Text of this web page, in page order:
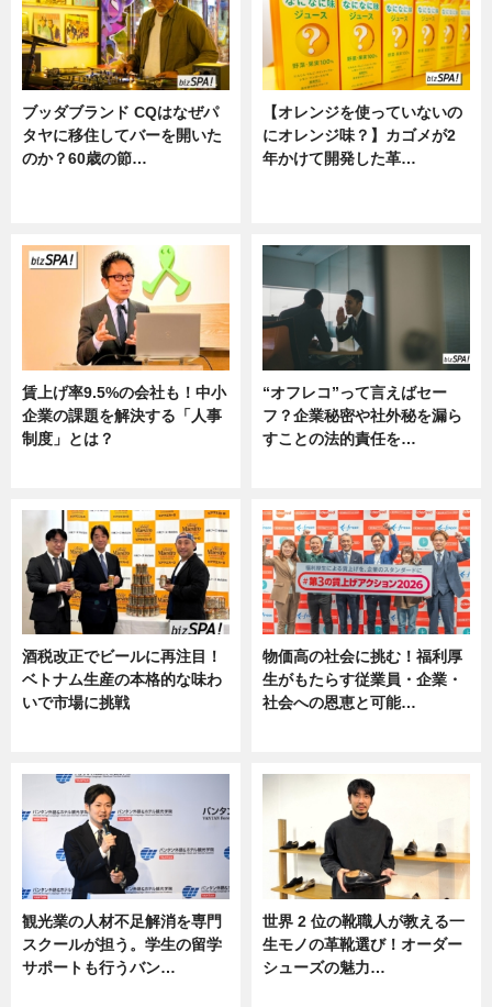
ブッダブランド CQはなぜパ
タヤに移住してバーを開いた
のか？60歳の節…
【オレンジを使っていないの
にオレンジ味？】カゴメが2
年かけて開発した革…
賃上げ率9.5%の会社も！中小
企業の課題を解決する「人事
制度」とは？
“オフレコ”って言えばセー
フ？企業秘密や社外秘を漏ら
すことの法的責任を…
酒税改正でビールに再注目！
ベトナム生産の本格的な味わ
いで市場に挑戦
物価高の社会に挑む！福利厚
生がもたらす従業員・企業・
社会への恩恵と可能…
観光業の人材不足解消を専門
スクールが担う。学生の留学
サポートも行うバン…
世界 2 位の靴職人が教える一
生モノの革靴選び！オーダー
シューズの魅力…